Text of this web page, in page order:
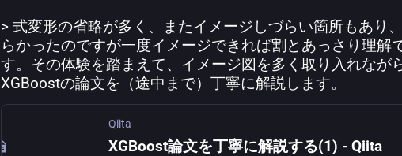
> 式変形の省略が多く、またイメージしづらい箇所もあり
らかったのですが一度イメージできれば割とあっさり理解
す。その体験を踏まえて、イメージ図を多く取り入れなが
XGBoostの論文を（途中まで）丁寧に解説します。
Qiita
XGBoost論文を丁寧に解説する(1) - Qiita